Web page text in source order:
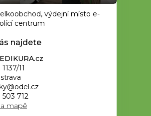
výdejní místo e-
centrum
najdete
11
712
mapě